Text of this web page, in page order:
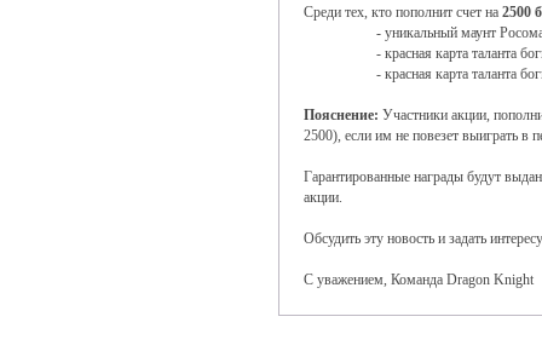
Среди тех, кто пополнит счет на 2500
- уникальный маунт
- красная карта таланта
- красная карта таланта
Пояснение: Участники акции,
2500), если им не повезет выиграть в
Гарантированные награды будут
акции.
Обсудить эту новость и задать
С уважением, Команда Dragon Knight